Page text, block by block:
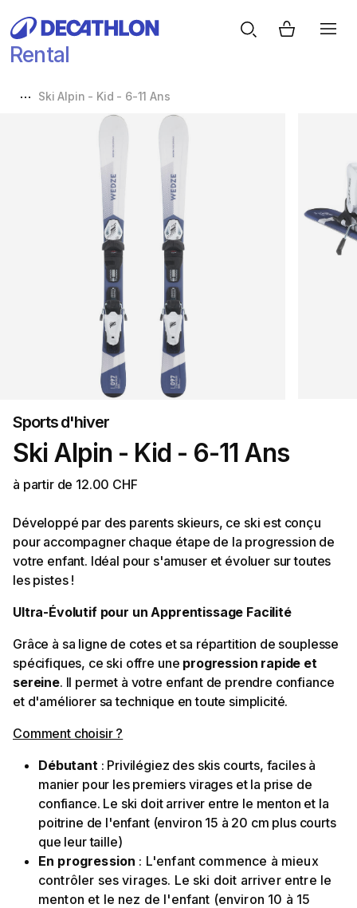
Rental
Ski Alpin - Kid - 6-11 Ans
Sports d'hiver
Ski Alpin - Kid - 6-11 Ans
à partir de 12.00 CHF
Développé par des parents skieurs, ce ski est conçu
pour accompagner chaque étape de la progression de
votre enfant. Idéal pour s'amuser et évoluer sur toutes
les pistes !
Ultra-Évolutif pour un Apprentissage Facilité
Grâce à sa ligne de cotes et sa répartition de souplesse
spécifiques, ce ski offre une progression rapide et
sereine. Il permet à votre enfant de prendre confiance
et d'améliorer sa technique en toute simplicité.
Comment choisir ?
Débutant : Privilégiez des skis courts, faciles à
manier pour les premiers virages et la prise de
confiance. Le ski doit arriver entre le menton et la
poitrine de l'enfant (environ 15 à 20 cm plus courts
que leur taille)
En progression : L'enfant commence à mieux
contrôler ses virages. Le ski doit arriver entre le
menton et le nez de l'enfant (environ 10 à 15